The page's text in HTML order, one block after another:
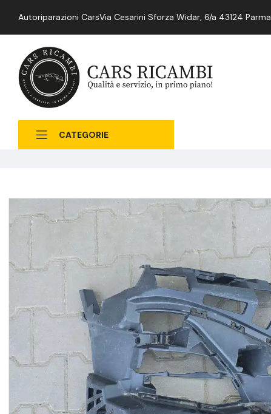
Autoriparazioni CarsVia Cesarini Sforza Widar, 6/a 43124 Parma
CATEGORIE